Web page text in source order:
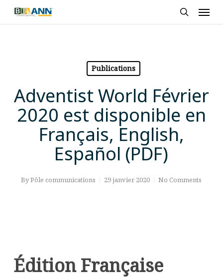
Skip
Publications
Adventist World Février
2020 est disponible en
Français, English,
Español (PDF)
ByPôle communications 29 janvier 2020 No Comments
Édition Française